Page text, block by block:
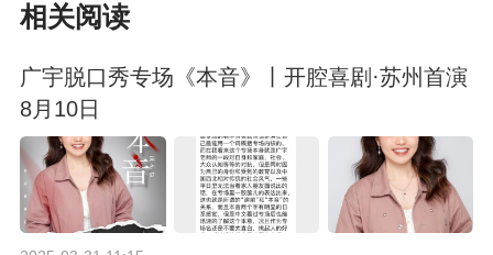
相关阅读
广宇脱口秀专场《本音》丨开腔喜剧·苏州首演
8月10日